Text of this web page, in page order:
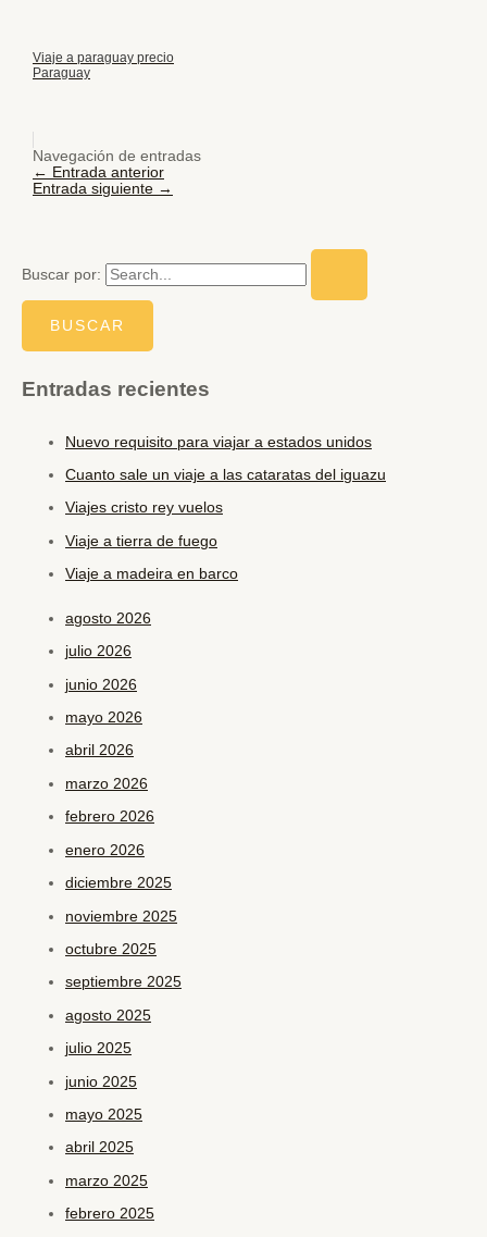
Viaje a paraguay precio
Paraguay
Navegación de entradas
← Entrada anterior
Entrada siguiente →
Buscar por:
Entradas recientes
Nuevo requisito para viajar a estados unidos
Cuanto sale un viaje a las cataratas del iguazu
Viajes cristo rey vuelos
Viaje a tierra de fuego
Viaje a madeira en barco
agosto 2026
julio 2026
junio 2026
mayo 2026
abril 2026
marzo 2026
febrero 2026
enero 2026
diciembre 2025
noviembre 2025
octubre 2025
septiembre 2025
agosto 2025
julio 2025
junio 2025
mayo 2025
abril 2025
marzo 2025
febrero 2025